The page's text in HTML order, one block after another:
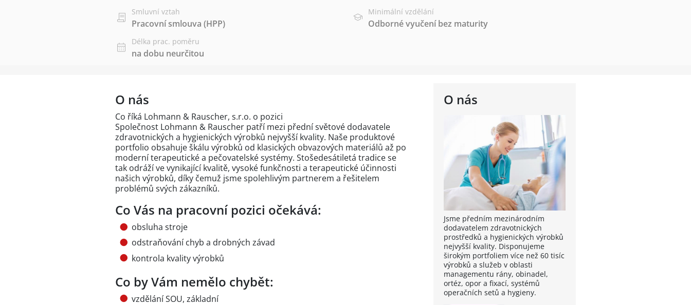
Smluvní vztah
Pracovní smlouva (HPP)
Minimální vzdělání
Odborné vyučení bez maturity
Délka prac. poměru
na dobu neurčitou
O nás
Jsme předním mezinárodním
dodavatelem zdravotnických
prostředků a hygienických výrobků
nejvyšší kvality. Disponujeme
širokým portfoliem více než 60 tisíc
výrobků a služeb v oblasti
managementu rány, obinadel,
ortéz, opor a fixací, systémů
operačních setů a hygieny.
O nás
Co říká Lohmann & Rauscher, s.r.o. o pozici
Společnost Lohmann & Rauscher patří mezi přední světové dodavatele
zdravotnických a hygienických výrobků nejvyšší kvality. Naše produktové
portfolio obsahuje škálu výrobků od klasických obvazových materiálů až po
moderní terapeutické a pečovatelské systémy. Stošedesátiletá tradice se
tak odráží ve vynikající kvalitě, vysoké funkčnosti a terapeutické účinnosti
našich výrobků, díky čemuž jsme spolehlivým partnerem a řešitelem
problémů svých zákazníků.
Co Vás na pracovní pozici očekává:
obsluha stroje
odstraňování chyb a drobných závad
kontrola kvality výrobků
Co by Vám nemělo chybět:
vzdělání SOU, základní